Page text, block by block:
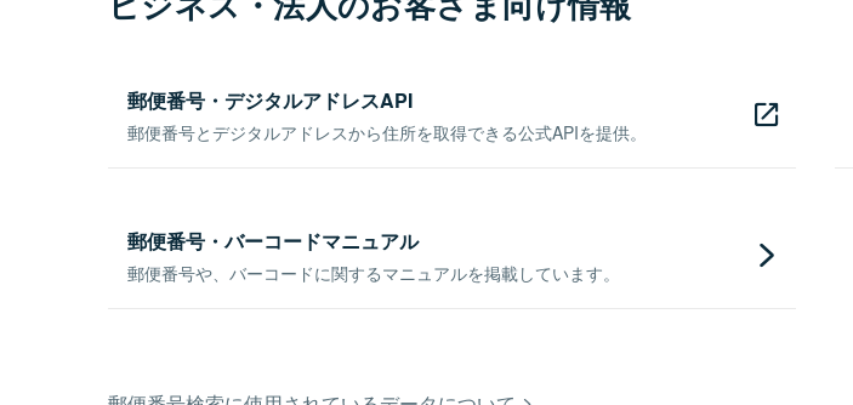
郵便番号・デジタルアドレスAPI
郵便番号とデジタルアドレスから住所を取得できる公式APIを提供。
郵便番号・バーコードマニュアル
郵便番号や、バーコードに関するマニュアルを掲載しています。